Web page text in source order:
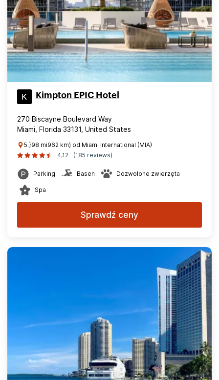
Kimpton EPIC Hotel
270 Biscayne Boulevard Way
Miami, Florida 33131, United States
5.}98 mi962 km) od Miami International (MIA)
4,12
(185 reviews)
Parking Basen Dozwolone zwierzęta
Spa
Sprawdź ceny